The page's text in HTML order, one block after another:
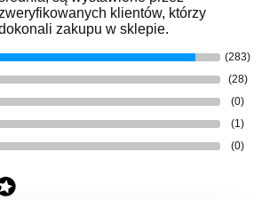
klientów, którzy
zakupu w sklepie.
(283)
(28)
(0)
(1)
(0)